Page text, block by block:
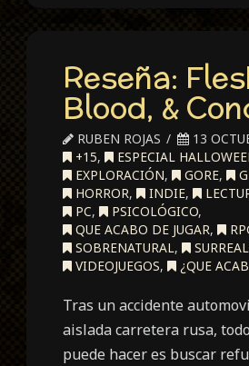
Reseña:
Blood, &
RUBEN ROJAS
13
+15, ESPECIAL
EXPLORACIÓN, GORE,
HORROR, INDIE,
PC, PSICOLÓGICO,
QUE ACABO DE JUGAR,
SOBRENATURAL,
VIDEOJUEGOS, ¿QUE
Tras un accidente
aislada carretera rusa,
puede hacer es buscar